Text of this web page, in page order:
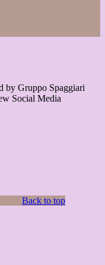
by Gruppo Spaggiari
Social Media
Back to top